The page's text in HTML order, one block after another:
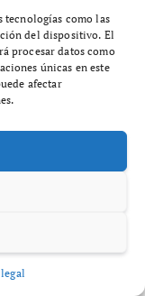
tecnologías como las
del dispositivo. El
procesar datos como
únicas en este
afectar
de
qué son
son las